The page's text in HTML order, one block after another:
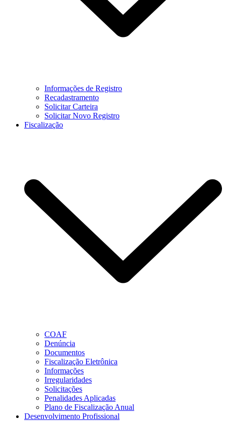
Informações de Registro
Recadastramento
Solicitar Carteira
Solicitar Novo Registro
Fiscalização
COAF
Denúncia
Documentos
Fiscalização Eletrônica
Informações
Irregularidades
Solicitações
Penalidades Aplicadas
Plano de Fiscalização Anual
Desenvolvimento Profissional